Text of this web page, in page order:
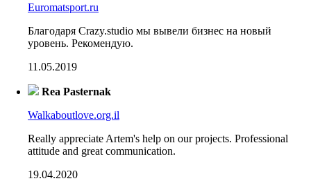
Euromatsport.ru
Благодаря Crazy.studio мы вывели бизнес на новый
уровень. Рекомендую.
11.05.2019
Rea Pasternak
Walkaboutlove.org.il
Really appreciate Artem's help on our projects. Professional
attitude and great communication.
19.04.2020